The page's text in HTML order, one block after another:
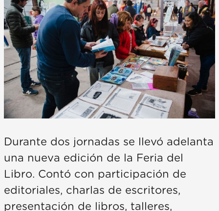
Durante dos jornadas se llevó adelanta
una nueva edición de la Feria del
Libro. Contó con participación de
editoriales, charlas de escritores,
presentación de libros, talleres,